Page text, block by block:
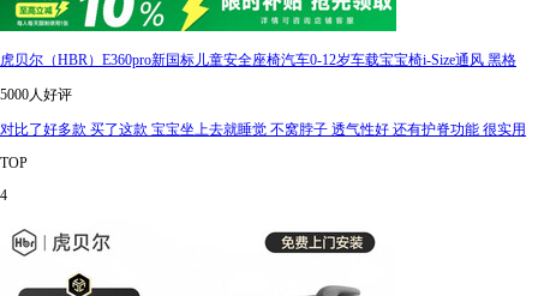
虎贝尔（HBR）E360pro新国标儿童安全座椅汽车0-12岁车载宝宝椅i-Size通风 黑格
5000人好评
对比了好多款 买了这款 宝宝坐上去就睡觉 不窝脖子 透气性好 还有护脊功能 很实用
TOP
4